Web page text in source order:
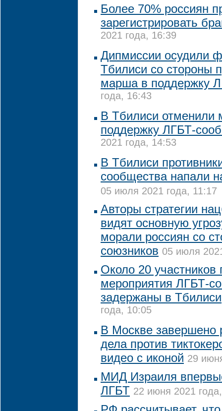
Более 70% россиян
зарегистрировать
2021 года, 16:39
Дипмиссии осудили
Тбилиси со стороны
марша в поддержку
года, 16:43
В Тбилиси отменили
поддержку ЛГБТ-
2021 года, 14:53
В Тбилиси
сообщества напали
05 июля 2021 года, 11:17
Авторы стратегии
видят основную
морали россиян со
союзников 05 июля
Около 20 участников
мероприятия ЛГБТ-
задержаны в Тбилиси
года, 10:05
В Москве завершено
дела против
видео с иконой 29
МИД Израиля
ЛГБТ 22 июня 2021